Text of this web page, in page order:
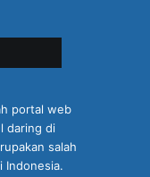
portal web
daring di
salah
Indonesia.